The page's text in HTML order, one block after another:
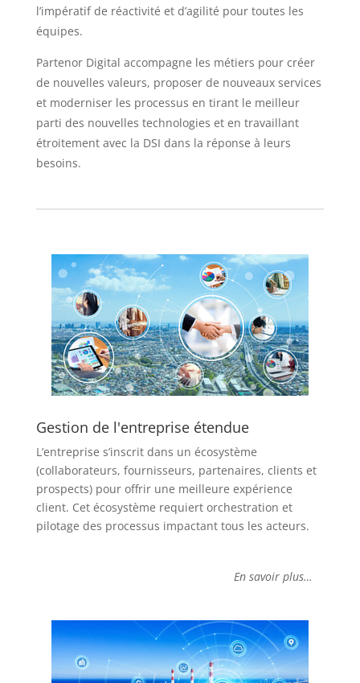
l’impératif de réactivité et d’agilité pour toutes les
équipes.
Partenor Digital accompagne les métiers pour créer
de nouvelles valeurs, proposer de nouveaux services
et moderniser les processus en tirant le meilleur
parti des nouvelles technologies et en travaillant
étroitement avec la DSI dans la réponse à leurs
besoins.
Gestion de l'entreprise étendue
L’entreprise s’inscrit dans un écosystème
(collaborateurs, fournisseurs, partenaires, clients et
prospects) pour offrir une meilleure expérience
client. Cet écosystème requiert orchestration et
pilotage des processus impactant tous les acteurs.
En savoir plus…